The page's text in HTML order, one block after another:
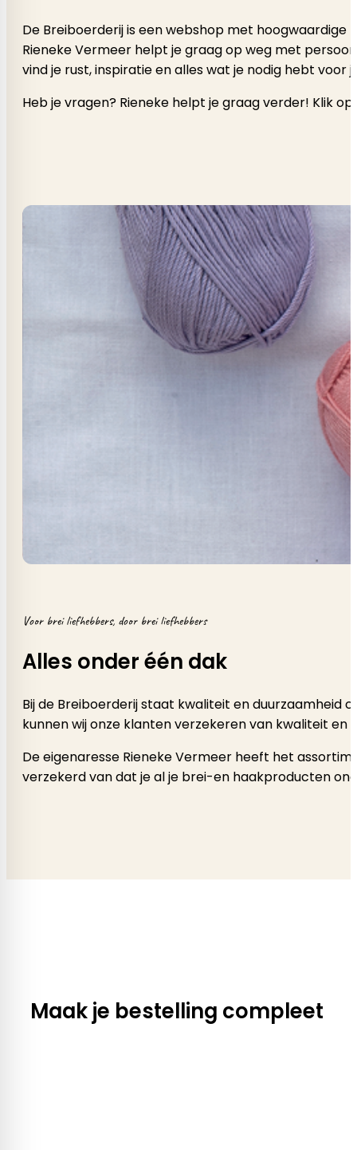
De Breiboerderij is een webshop met
Rieneke Vermeer helpt je graag op weg met
vind je rust, inspiratie en alles wat je nodig hebt voor
Heb je vragen? Rieneke helpt je graag verder! Klik
Voor brei liefhebbers, door brei liefhebbers
Alles onder één dak
Bij de Breiboerderij staat kwaliteit en duurzaamheid
kunnen wij onze klanten verzekeren van kwaliteit en
De eigenaresse Rieneke Vermeer heeft het
verzekerd van dat je al je brei-en haakproducten
Maak je bestelling compleet